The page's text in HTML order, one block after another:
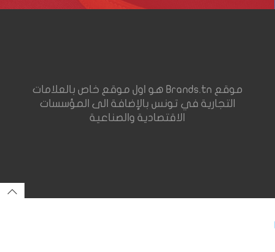
موقع Brands.tn هو اول موقع خاص بالعلامات
التجارية في تونس بالإضافة الى المؤسسات
الاقتصادية والصناعية